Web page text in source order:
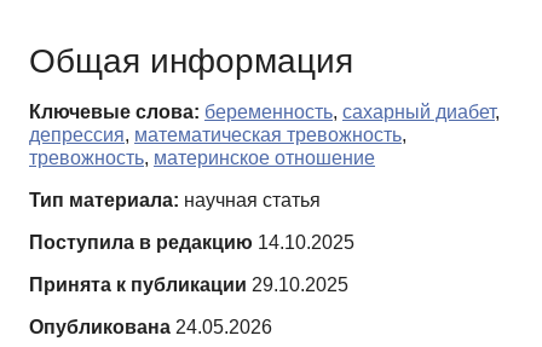
Общая информация
Ключевые слова: беременность, сахарный диабет,
депрессия, математическая тревожность,
тревожность, материнское отношение
Тип материала: научная статья
Поступила в редакцию 14.10.2025
Принята к публикации 29.10.2025
Опубликована 24.05.2026